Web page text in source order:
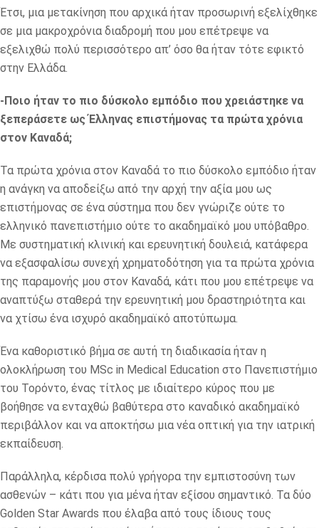
Έτσι, μια μετακίνηση που αρχικά ήταν προσωρινή εξελίχθηκε
σε μια μακροχρόνια διαδρομή που μου επέτρεψε να
εξελιχθώ πολύ περισσότερο απ’ όσο θα ήταν τότε εφικτό
στην Ελλάδα.
-Ποιο ήταν το πιο δύσκολο εμπόδιο που χρειάστηκε να
ξεπεράσετε ως Έλληνας επιστήμονας τα πρώτα χρόνια
στον Καναδά;
Τα πρώτα χρόνια στον Καναδά το πιο δύσκολο εμπόδιο ήταν
η ανάγκη να αποδείξω από την αρχή την αξία μου ως
επιστήμονας σε ένα σύστημα που δεν γνώριζε ούτε το
ελληνικό πανεπιστήμιο ούτε το ακαδημαϊκό μου υπόβαθρο.
Με συστηματική κλινική και ερευνητική δουλειά, κατάφερα
να εξασφαλίσω συνεχή χρηματοδότηση για τα πρώτα χρόνια
της παραμονής μου στον Καναδά, κάτι που μου επέτρεψε να
αναπτύξω σταθερά την ερευνητική μου δραστηριότητα και
να χτίσω ένα ισχυρό ακαδημαϊκό αποτύπωμα.
Ένα καθοριστικό βήμα σε αυτή τη διαδικασία ήταν η
ολοκλήρωση του MSc in Medical Education στο Πανεπιστήμιο
του Τορόντο, ένας τίτλος με ιδιαίτερο κύρος που με
βοήθησε να ενταχθώ βαθύτερα στο καναδικό ακαδημαϊκό
περιβάλλον και να αποκτήσω μια νέα οπτική για την ιατρική
εκπαίδευση.
Παράλληλα, κέρδισα πολύ γρήγορα την εμπιστοσύνη των
ασθενών – κάτι που για μένα ήταν εξίσου σημαντικό. Τα δύο
Golden Star Awards που έλαβα από τους ίδιους τους